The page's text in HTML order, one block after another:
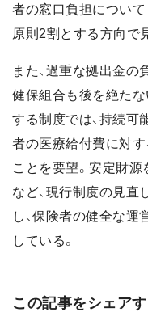
者の窓口負担について
原則2割とする方向で
また、過重な拠出金の
健保組合も後を絶た
する制度では、持続可
者の医療給付費に対
ことを要望。安定財
など、現行制度の見直
し、保険者の健全な
している。
この記事をシェア